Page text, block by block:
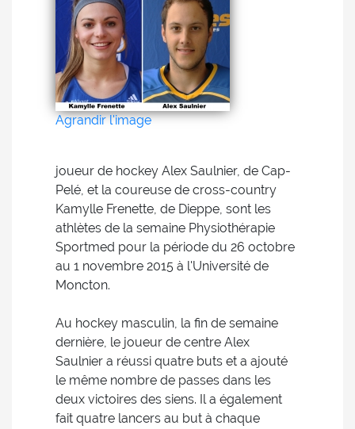
Agrandir l'image
joueur de hockey Alex Saulnier, de Cap-
Pelé, et la coureuse de cross-country
Kamylle Frenette, de Dieppe, sont les
athlètes de la semaine Physiothérapie
Sportmed pour la période du 26 octobre
au 1 novembre 2015 à l'Université de
Moncton.
Au hockey masculin, la fin de semaine
dernière, le joueur de centre Alex
Saulnier a réussi quatre buts et a ajouté
le même nombre de passes dans les
deux victoires des siens. Il a également
fait quatre lancers au but à chaque